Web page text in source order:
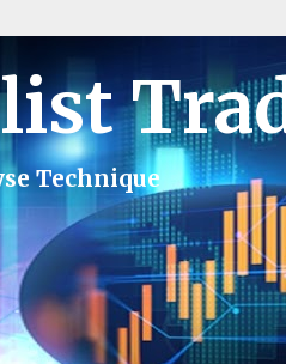
Technique